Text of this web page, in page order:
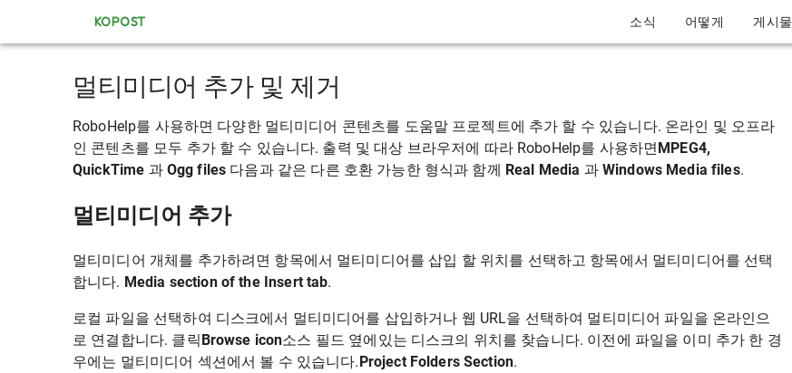
KOPOST 소식 어떻게 게시물
멀티미디어 추가 및 제거
RoboHelp를 사용하면 다양한 멀티미디어 콘텐츠를 도움말 프로젝트에 추가 할 수 있습니다. 온라인 및 오프라
인 콘텐츠를 모두 추가 할 수 있습니다. 출력 및 대상 브라우저에 따라 RoboHelp를 사용하면MPEG4,
QuickTime 과 Ogg files 다음과 같은 다른 호환 가능한 형식과 함께 Real Media 과 Windows Media files.
멀티미디어 추가
멀티미디어 개체를 추가하려면 항목에서 멀티미디어를 삽입 할 위치를 선택하고 항목에서 멀티미디어를 선택
합니다. Media section of the Insert tab.
로컬 파일을 선택하여 디스크에서 멀티미디어를 삽입하거나 웹 URL을 선택하여 멀티미디어 파일을 온라인으
로 연결합니다. 클릭Browse icon소스 필드 옆에있는 디스크의 위치를 ​​찾습니다. 이전에 파일을 이미 추가 한 경
우에는 멀티미디어 섹션에서 볼 수 있습니다.Project Folders Section.